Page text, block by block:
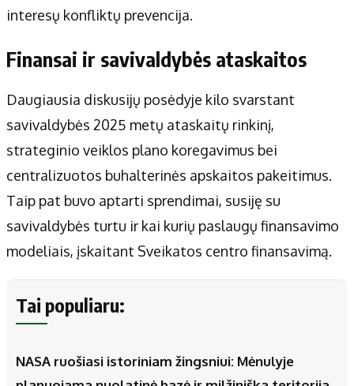
interesų konfliktų prevencija.
Finansai ir savivaldybės ataskaitos
Daugiausia diskusijų posėdyje kilo svarstant
savivaldybės 2025 metų ataskaitų rinkinį,
strateginio veiklos plano koregavimus bei
centralizuotos buhalterinės apskaitos pakeitimus.
Taip pat buvo aptarti sprendimai, susiję su
savivaldybės turtu ir kai kurių paslaugų finansavimo
modeliais, įskaitant Sveikatos centro finansavimą.
Tai populiaru:
NASA ruošiasi istoriniam žingsniui: Mėnulyje